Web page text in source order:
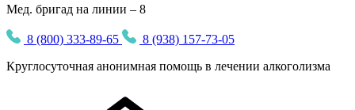
Мед. бригад на линии – 8
8 (800) 333-89-65
8 (938) 157-73-05
Круглосуточная анонимная помощь в лечении алкоголизма